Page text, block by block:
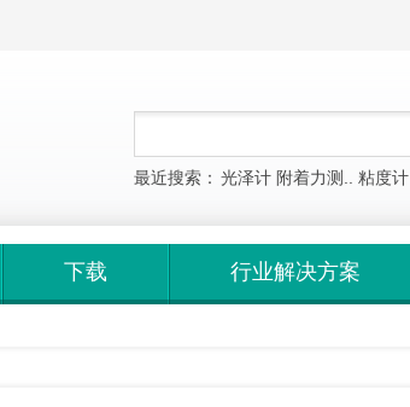
最近搜索： 光泽计 附着力测.. 粘度计
下载 行业解决方案